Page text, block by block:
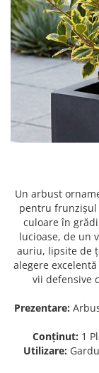
Bulbi de
Bulbi de Frezie
Bulbi de Fritillaria
Bulbi de
Bulbi de Gladiole
Bulbi de Irisi -
Bulbi de Lalele
Bulbi de Narcise
Bulbi de
Bulbi de Tigridia
Bulbi de Zambile
Bulbi de
Bulbi Sparaxis
Seminte de
Seminte de
Păr - Pyrus
Smochini - Ficus
Viță de Vie - Vitis
Zmeur - Rubus
Un arbust
pentru frunzișul
culoare în
lucioase, de un
auriu, lipsite de
alegere
vii defensive
Prezentare:
Conținut: 1
Utilizare: